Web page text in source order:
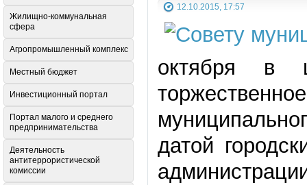
12.10.2015, 17:57
октября в
датой
Жилищно-коммунальная
сфера
Агропромышленный комплекс
Местный бюджет
Инвестиционный портал
Портал малого и среднего
предпринимательства
Деятельность
антитеррористической
комиссии